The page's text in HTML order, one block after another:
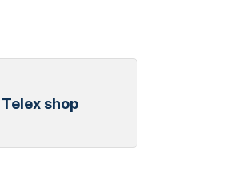
Telex shop